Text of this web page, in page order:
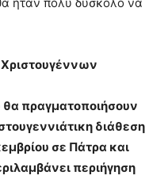
θα πραγματοποιήσουν
διάθεση
σε Πάτρα και
περιήγηση